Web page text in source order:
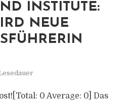
INSTITUTE:
NEUE
0 Average: 0] Das